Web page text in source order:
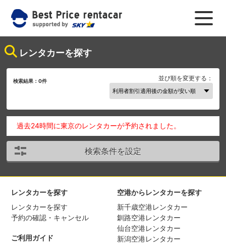
レンタカーを探す
検索結果：0件 並び順を変更する：
過去24時間に東京のレンタカーが予約されました。
検索条件を設定
レンタカーを探す
レンタカーを探す
予約の確認・キャンセル
ご利用ガイド
空港からレンタカーを探す
新千歳空港レンタカー
釧路空港レンタカー
仙台空港レンタカー
新潟空港レンタカー